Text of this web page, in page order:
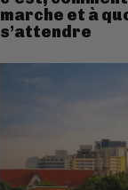
marche et à
s’attendre